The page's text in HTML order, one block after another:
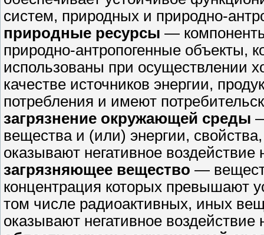
систем, природных и природно-
природные ресурсы —
природно-антропогенные объекты,
использованы при осуществлении
качестве источников энергии,
потребления и имеют
загрязнение окружающей среды
вещества и (или) энергии,
оказывают негативное
загрязняющее вещество —
концентрация которых превышают
том числе радиоактивных, иных
оказывают негативное